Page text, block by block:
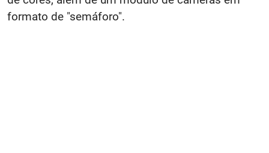
formato de "semáforo".